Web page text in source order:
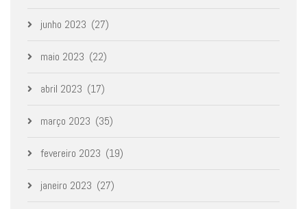
junho 2023 (27)
maio 2023 (22)
abril 2023 (17)
março 2023 (35)
fevereiro 2023 (19)
janeiro 2023 (27)